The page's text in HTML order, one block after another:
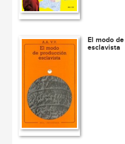
El modo
esclavista